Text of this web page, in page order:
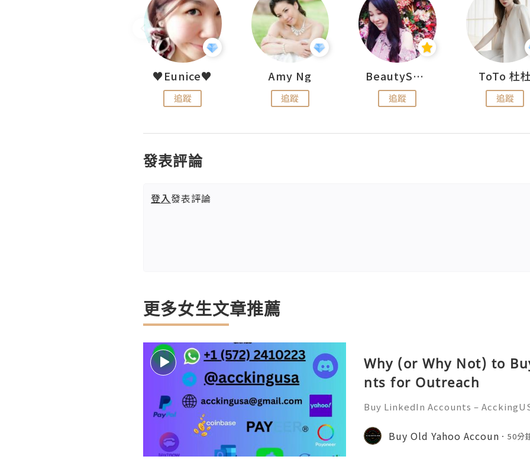
♥Eunice♥
追蹤
Amy Ng
追蹤
BeautySearch
追蹤
ToTo 杜杜
追蹤
發表評論
登入發表評論
更多女生文章推薦
Why (or Why Not) to
nts for Outreach
Buy LinkedIn Accounts –
ant than ever. AcckingUSA.com
a crucial role in connecting
Buy Old Yahoo Accoun 50分